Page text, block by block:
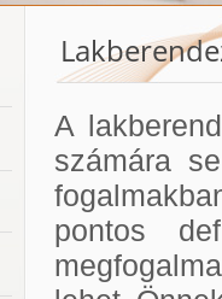
A
számára
pontos